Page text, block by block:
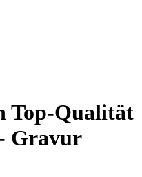
Top-Qualität
Gravur